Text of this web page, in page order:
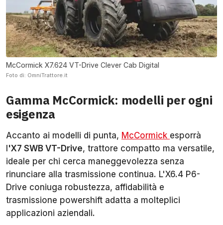
McCormick X7.624 VT-Drive Clever Cab Digital
Foto di: OmniTrattore.it
Gamma McCormick: modelli per ogni
esigenza
Accanto ai modelli di punta, McCormick esporrà
'X7 SWB VT-Drive, trattore compatto ma versatile,
ideale per chi cerca maneggevolezza senza
rinunciare alla trasmissione continua. L'X6.4 P6-
Drive coniuga robustezza, affidabilità e
trasmissione powershift adatta a molteplici
applicazioni aziendali.